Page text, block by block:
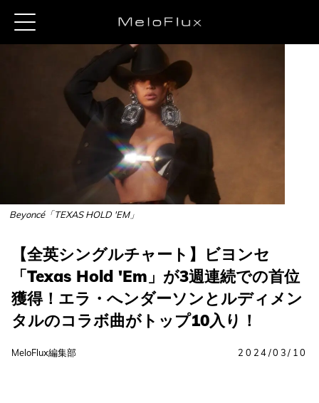
Beyoncé「TEXAS HOLD 'EM」
【全英シングルチャート】ビヨンセ
「Texas Hold 'Em」が3週連続での首位
獲得！エラ・へンダーソンとルディメン
タルのコラボ曲がトップ10入り！
MeloFlux編集部 2024/03/10